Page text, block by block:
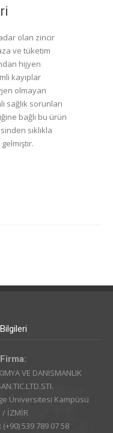
olan zincir
ve tüketim
hijyen
kayıplar
olmayan
sağlık sorunları
bağlı bu ürün
sıklıkla
VE DANISMANLIK
Üniversitesi Kampüsü
İZMİR
(+90) 539 789 07 58